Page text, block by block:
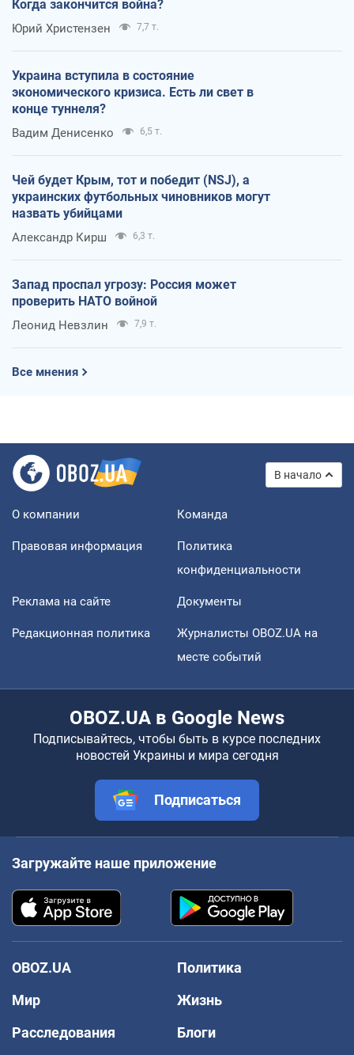
Когда закончится война?
Юрий Христензен 7,7 т.
Украина вступила в состояние
экономического кризиса. Есть ли свет в
конце туннеля?
Вадим Денисенко 6,5 т.
Чей будет Крым, тот и победит (NSJ), а
украинских футбольных чиновников могут
назвать убийцами
Александр Кирш 6,3 т.
Запад проспал угрозу: Россия может
проверить НАТО войной
Леонид Невзлин 7,9 т.
Все мнения
В начало
О компании Команда
Правовая информация
Политика
конфиденциальности
Реклама на сайте Документы
Редакционная политика
Журналисты OBOZ.UA на
месте событий
OBOZ.UA в Google News
Подписывайтесь, чтобы быть в курсе последних
новостей Украины и мира сегодня
Подписаться
Загружайте наше приложение
OBOZ.UA
Политика
Мир
Жизнь
Расследования
Блоги